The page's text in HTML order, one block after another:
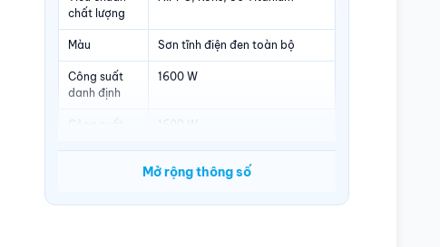
chất lượng
Màu Sơn tĩnh điện đen toàn bộ
Công suất
danh định
1600 W
Công suất
1600 W
24Pin + 4Pin
Mở rộng thông số